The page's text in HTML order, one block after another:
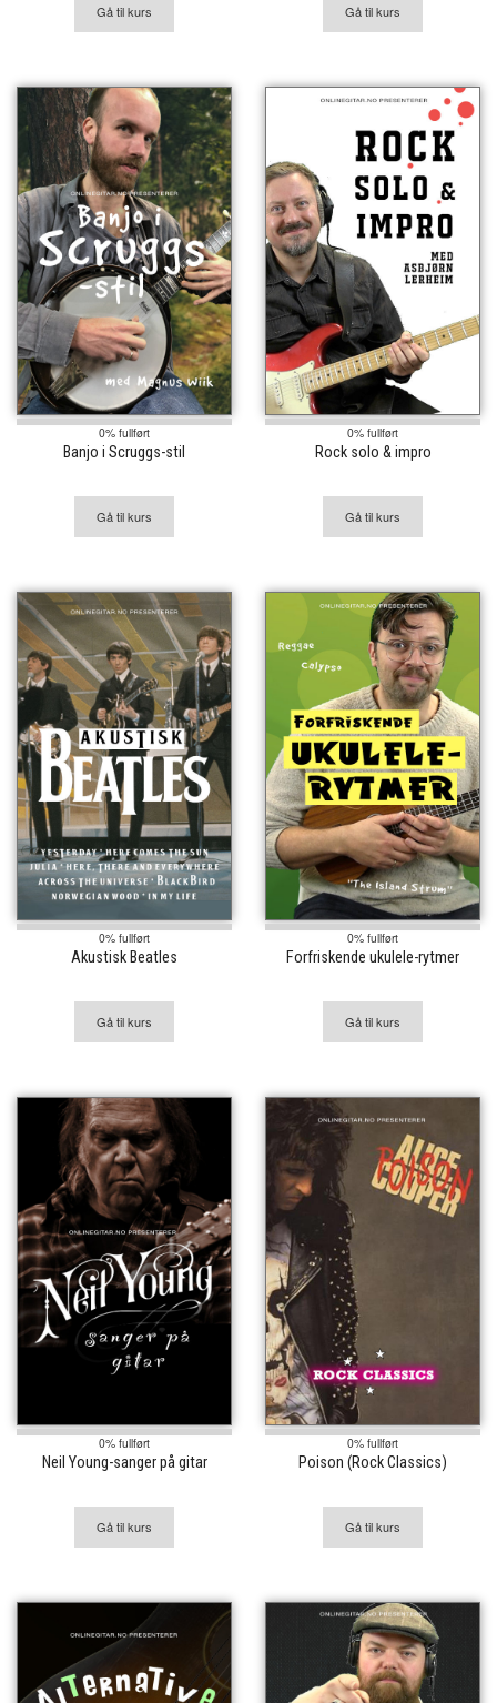
Gå til kurs Gå til kurs
0% fullført
Banjo i Scruggs-stil
Gå til kurs
0% fullført
Rock solo & impro
Gå til kurs
0% fullført
Akustisk Beatles
Gå til kurs
0% fullført
Forfriskende ukulele-rytmer
Gå til kurs
0% fullført
Neil Young-sanger på gitar
Gå til kurs
0% fullført
Poison (Rock Classics)
Gå til kurs